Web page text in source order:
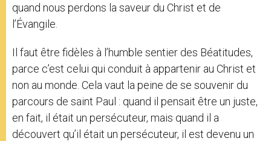
quand nous perdons la saveur du Christ et de
l’Évangile.
Il faut être fidèles à l’humble sentier des Béatitudes,
parce c’est celui qui conduit à appartenir au Christ et
non au monde. Cela vaut la peine de se souvenir du
parcours de saint Paul : quand il pensait être un juste,
en fait, il était un persécuteur, mais quand il a
découvert qu’il était un persécuteur, il est devenu un